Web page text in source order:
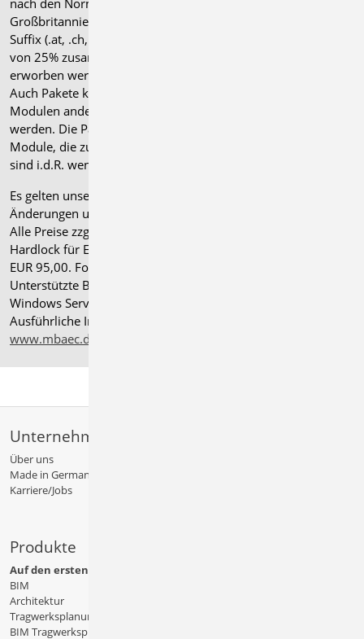
nach den Normen für Österreich, Schweiz, Italien und
Großbritannien verfügbar sind, tragen ein entsprechendes
Suffix (.at, .ch, .it bzw. .uk) und können gegen einen Aufpreis
von 25% zusammen mit dem jeweiligen ".de"-Modul
erworben werden.
Auch Pakete können gegen einen Aufpreis von 25% mit
Modulen anderer Normen (.at, .ch, .it bzw. .uk) erweitert
werden. Die Paketerweiterung umfasst alle entsprechenden
Module, die zum Zeitpunkt des Kaufs verfügbar sind. Das
sind i.d.R. weniger Module als nach deutscher Norm.
Es gelten unsere
Änderungen und Irrtümer vorbehalten.
Alle Preise zzgl. Versandkosten und gesetzlicher MwSt.
Hardlock für Einzelplatzlizenz, je Arbeitsplatz erforderlich
EUR 95,00. Folgelizenz-/Netzwerkbedingungen auf Anfrage.
Unterstützte Betriebssysteme: Windows
Windows Server 2025 mit Windows Terminal Server.
Ausführliche Informationen auf
www.mbaec.de/service/systemvoraussetzungen
Unternehmen
Über uns
Made in Germany
Karriere/Jobs
Produkte
Auf den ersten Blick
BIM
Architektur
Tragwerksplanung
BIM Tragwerksplanung